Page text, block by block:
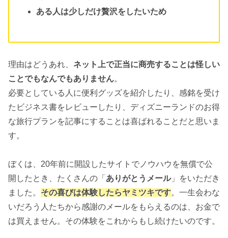
ある人は少しだけ贅沢をしたいため
理由はどうあれ、 ネット上で正当に商売することは怪しい
ことでもなんでもありません。
必要としている人に便利グッズを紹介したり、感銘を受け
たビジネス書をレビューしたり、ディズニーランドのお得
な旅行プランを記事にすることは喜ばれることだと思いま
す。
ぼくは、20年前に開設したサイトでノウハウを無償で公
開したとき、たくさんの「 ありがとうメール」をいただき
ました。 その喜びは体験したらヤミツキです。一生会わな
いだろう人たちから感謝のメールをもらえるのは、お金で
は買えません。その体験をこれからもし続けたいのです。